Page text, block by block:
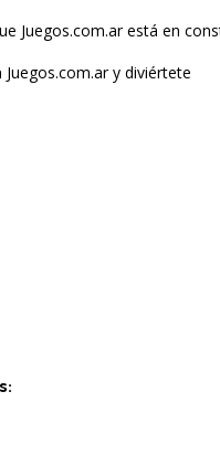
Juegos.com.ar está en
y diviértete